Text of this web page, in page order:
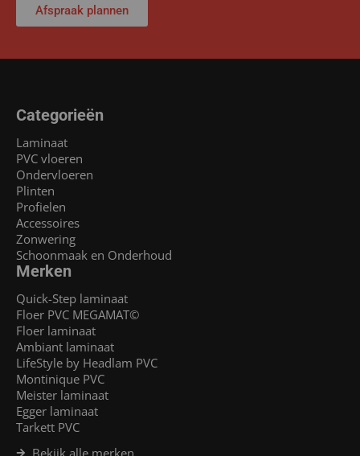
Afspraak plannen
Categorieën
Laminaat
PVC vloeren
Ondervloeren
Plinten
Profielen
Accessoires
Zonwering
Schoonmaak en Onderhoud
Merken
Quick-Step laminaat
Floer PVC MEGAMAT©
Floer laminaat
Ambiant laminaat
LifeStyle by Headlam PVC
Montinique PVC
Meister laminaat
Egger laminaat
Tarkett PVC
Bekijk alle merken